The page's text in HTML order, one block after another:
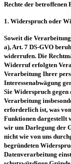
Rechte der betroffenen
1. Widerspruch oder
Soweit die
a), Art. 7 DS-GVO
widerrufen. Die
Widerruf erfolgten
Verarbeitung Ihrer
Interessenabwägung
Sie Widerspruch gegen
Verarbeitung
erforderlich ist, was
Funktionen dargestellt
wir um Darlegung der
nicht wie von uns
begründeten
Datenverarbeitung